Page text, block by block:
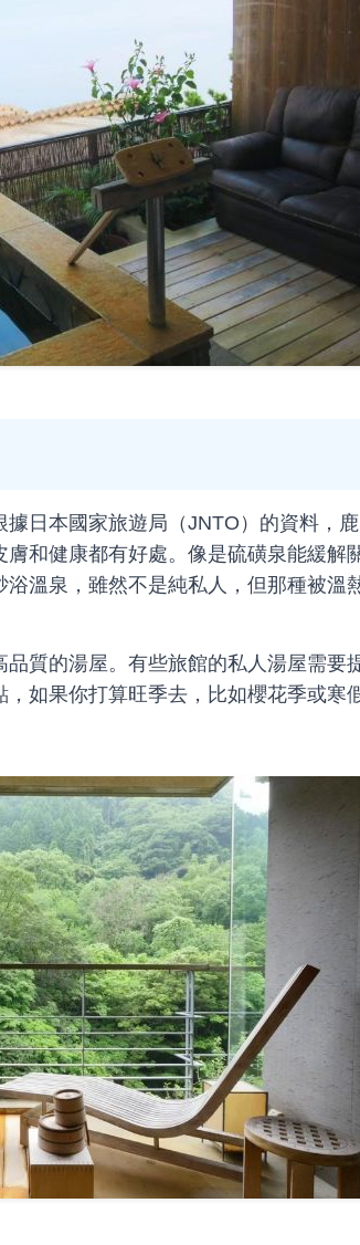
日本國家旅遊局（JNTO）的資料，
和健康都有好處。像是硫磺泉能緩解
溫泉，雖然不是純私人，但那種被溫
質的湯屋。有些旅館的私人湯屋需要
如果你打算旺季去，比如櫻花季或寒